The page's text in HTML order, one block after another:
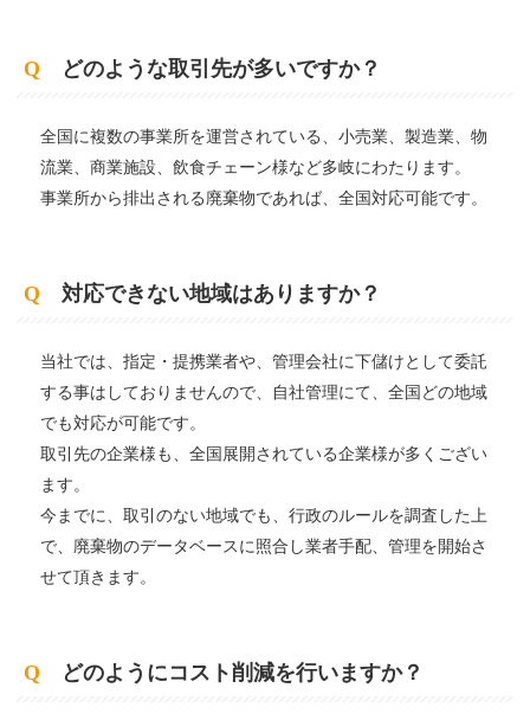
Q どのような取引先が多いですか？
全国に複数の事業所を運営されている、小売業、製造業、物
流業、商業施設、飲食チェーン様など多岐にわたります。
事業所から排出される廃棄物であれば、全国対応可能です。
Q 対応できない地域はありますか？
当社では、指定・提携業者や、管理会社に下儲けとして委託
する事はしておりませんので、自社管理にて、全国どの地域
でも対応が可能です。
取引先の企業様も、全国展開されている企業様が多くござい
ます。
今までに、取引のない地域でも、行政のルールを調査した上
で、廃棄物のデータベースに照合し業者手配、管理を開始さ
せて頂きます。
Q どのようにコスト削減を行いますか？